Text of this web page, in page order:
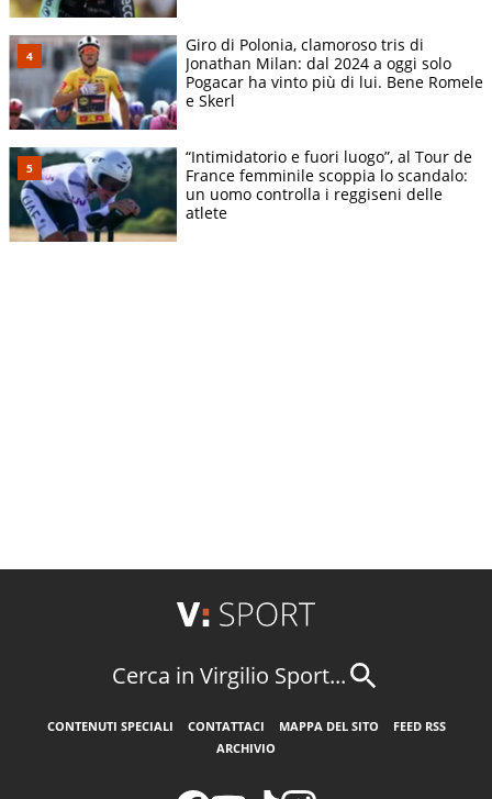
Giro di Polonia, clamoroso tris di
Jonathan Milan: dal 2024 a oggi solo
Pogacar ha vinto più di lui. Bene Romele
e Skerl
“Intimidatorio e fuori luogo”, al Tour de
France femminile scoppia lo scandalo:
un uomo controlla i reggiseni delle
atlete
Cerca in Virgilio Sport...
CONTENUTI SPECIALI CONTATTACI MAPPA DEL SITO
FEED RSS
ARCHIVIO